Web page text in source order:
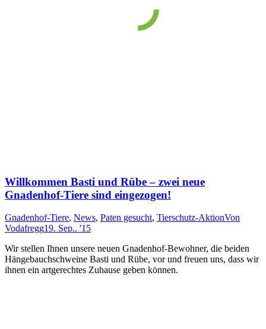
Willkommen Basti und Rübe – zwei neue
Gnadenhof-Tiere sind eingezogen!
Gnadenhof-Tiere, News, Paten gesucht, Tierschutz-AktionVon
Vodafregg19. Sep.. '15
Wir stellen Ihn­en un­sere neu­en Gna­den­hof-Be­wohn­er, die bei­den
Hänge­bauch­schwei­ne Basti und Rübe, vor und freu­en uns, dass wir
ihn­en ein art­ge­recht­es Zu­hause ge­ben können.